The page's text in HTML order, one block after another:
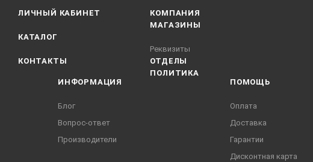
ЛИЧНЫЙ КАБИНЕТ
КАТАЛОГ
КОНТАКТЫ
КОМПАНИЯ
МАГАЗИНЫ
Реквизиты
ОТДЕЛЫ
ПОЛИТИКА
ИНФОРМАЦИЯ
Блог
Вопрос-ответ
Производители
ПОМОЩЬ
Оплата
Доставка
Гарантии
Дисконтная карта